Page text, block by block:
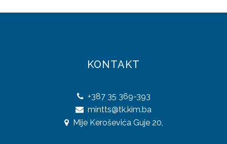
KONTAKT
+387 35 369-393
mintts@tk.kim.ba
Mije Keroševića Guje 20,